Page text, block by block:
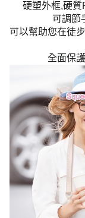
硬塑外框,硬
可調節
可以幫助您在徒
全面保